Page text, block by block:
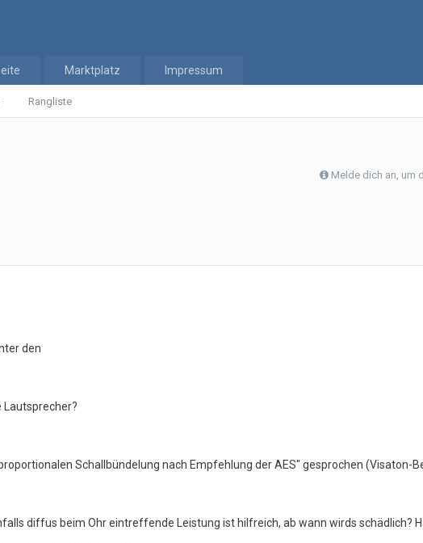
Rangliste
Marktplatz Impressum
Melde dich an, um
den
Lautsprecher?
Schallbündelung nach Empfehlung der AES" gesprochen (Visaton-
diffus beim Ohr eintreffende Leistung ist hilfreich, ab wann wirds schädlich?